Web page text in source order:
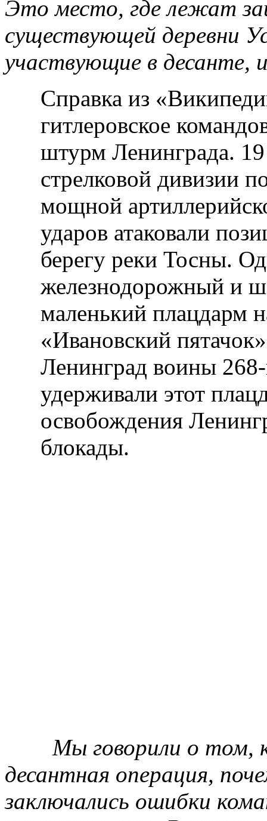
Это место, где лежат
существующей деревни
участвующие в десанте,
Справка из
гитлеровское
штурм Ленинграда.
стрелковой дивизии
мощной
ударов атаковали
берегу реки Тосны.
железнодорожный и
маленький плацдарм
«Ивановский
Ленинград воины
удерживали этот
освобождения
блокады.
Мы говорили о том,
десантная операция,
заключались ошибки